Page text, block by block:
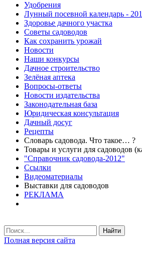
Удобрения
Лунный посевной календарь -
Здоровье дачного участка
Советы садоводов
Как сохранить урожай
Новости
Наши конкурсы
Дачное строительство
Зелёная аптека
Вопросы-ответы
Новости издательства
Законодательная база
Юридическая консультация
Дачный досуг
Рецепты
Словарь садовода. Что такое… ?
Товары и услуги для садоводов
"Справочник садовода-2012"
Ссылки
Видеоматериалы
Выставки для садоводов
РЕКЛАМА
Найти
Полная версия сайта